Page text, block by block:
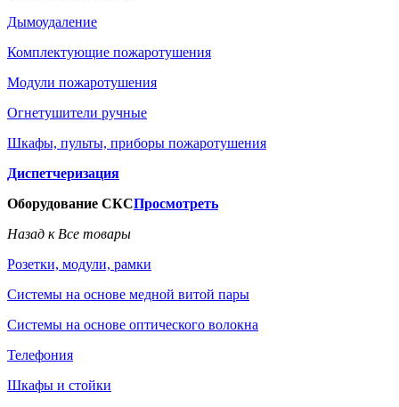
Дымоудаление
Комплектующие пожаротушения
Модули пожаротушения
Огнетушители ручные
Шкафы, пульты, приборы пожаротушения
Диспетчеризация
Оборудование СКСПросмотреть
Назад к Все товары
Розетки, модули, рамки
Системы на основе медной витой пары
Системы на основе оптического волокна
Телефония
Шкафы и стойки